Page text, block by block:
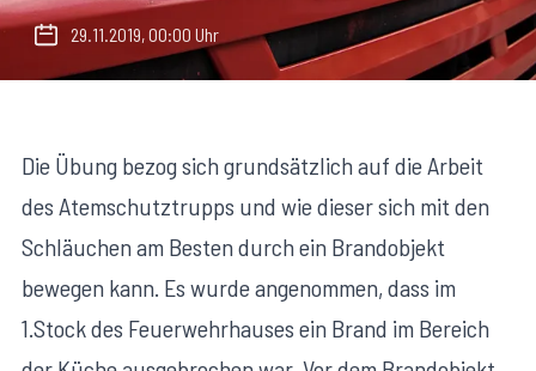
29.11.2019, 00:00 Uhr
Die Übung bezog sich grundsätzlich auf die Arbeit
des Atemschutztrupps und wie dieser sich mit den
Schläuchen am Besten durch ein Brandobjekt
bewegen kann. Es wurde angenommen, dass im
1.Stock des Feuerwehrhauses ein Brand im Bereich